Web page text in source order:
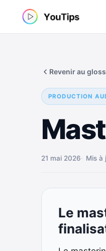
PRODUCTION
Revenir au
21 mai 2026 Mis à
Le